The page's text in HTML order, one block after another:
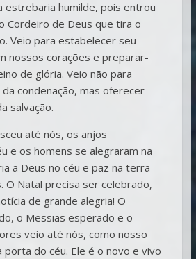
estrebaria humilde, pois entrou
Cordeiro de Deus que tira o
Veio para estabelecer seu
nossos corações e preparar-
de glória. Veio não para
condenação, mas oferecer-
salvação.
até nós, os anjos
e os homens se alegraram na
a Deus no céu e paz na terra
O Natal precisa ser celebrado,
de grande alegria! O
o Messias esperado e o
veio até nós, como nosso
porta do céu. Ele é o novo e vivo